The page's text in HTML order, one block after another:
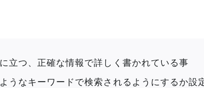
立つ、正確な情報で詳しく書かれている事
うなキーワードで検索されるようにするか設